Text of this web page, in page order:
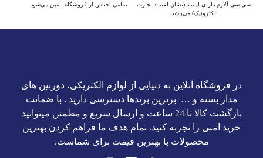
سی سی آلارم دارای اینماد (نشان اعتماد تجارت
الکترونیک) می‌باشد.
تمامی اجناس از فروشگاه تامین می‌شود
در فروشگاه آنلاین به دنیایی از لوازم الکتریکی، دوربین های
مدار بسته و … برترین برند‌ها دسترسی دارید . با ضمانت
بازگشت کالا تا 24 ساعت و ارسال سریع و مطمئن میتوانید
خرید امنی را تجربه کنید. تمام هدف ما فراهم کردن بهترین
محصولات با بهترین قیمت برای شماست.